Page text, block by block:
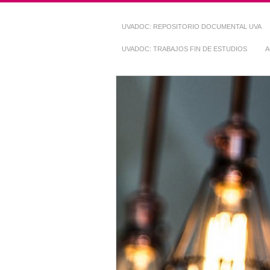
UVADOC: REPOSITORIO DOCUMENTAL UVA
UVADOC: TRABAJOS FIN DE ESTUDIOS
Repositorio
~ UVaDOC